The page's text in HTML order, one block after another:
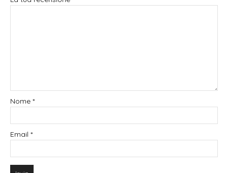
Nome *
Email *